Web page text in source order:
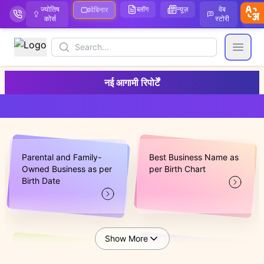
ज्योतिष
कोर्स
वेबिनार ब्लॉग न्यूज़
वेब
स्टोरी
Search
Open
नई आगामी रिपोर्टें
Parental and Family-
Owned Business as per
Birth Date
Best Business Name as
per Birth Chart
Show More